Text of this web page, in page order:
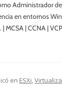
Administrador
en entornos
| MCSA | CCNA |
en ESXi,